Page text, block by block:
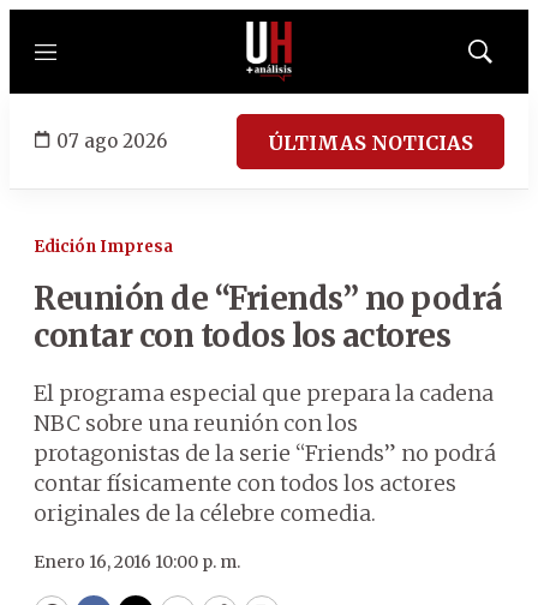
Menú
Mostrar
07 ago 2026 ÚLTIMAS NOTICIAS
Edición Impresa
Reunión de “Friends” no podrá
contar con todos los actores
El programa especial que prepara la cadena
NBC sobre una reunión con los
protagonistas de la serie “Friends” no podrá
contar físicamente con todos los actores
originales de la célebre comedia.
Enero 16, 2016 10:00 p. m.